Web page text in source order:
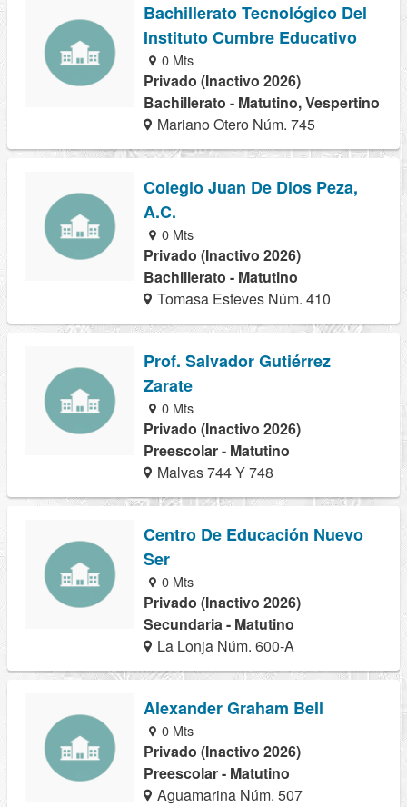
Bachillerato Tecnológico Del
Instituto Cumbre Educativo
0 Mts
Privado (Inactivo 2026)
Bachillerato - Matutino, Vespertino
Mariano Otero Núm. 745
Colegio Juan De Dios Peza,
A.C.
0 Mts
Privado (Inactivo 2026)
Bachillerato - Matutino
Tomasa Esteves Núm. 410
Prof. Salvador Gutiérrez
Zarate
0 Mts
Privado (Inactivo 2026)
Preescolar - Matutino
Malvas 744 Y 748
Centro De Educación Nuevo
Ser
0 Mts
Privado (Inactivo 2026)
Secundaria - Matutino
La Lonja Núm. 600-A
Alexander Graham Bell
0 Mts
Privado (Inactivo 2026)
Preescolar - Matutino
Aguamarina Núm. 507